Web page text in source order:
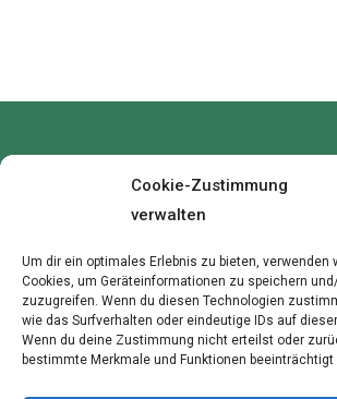
Cookie-Zustimmung
verwalten
Um dir ein optimales Erlebnis zu bieten, verwenden
Cookies, um Geräteinformationen zu speichern
zuzugreifen. Wenn du diesen Technologien
wie das Surfverhalten oder eindeutige IDs auf
Wenn du deine Zustimmung nicht erteilst oder
bestimmte Merkmale und Funktionen beeinträchtigt